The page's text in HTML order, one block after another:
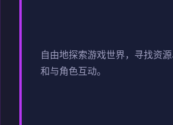
自由地探索游戏世界，寻找资
和与角色互动。